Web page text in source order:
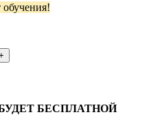
БЕСПЛАТНОЙ